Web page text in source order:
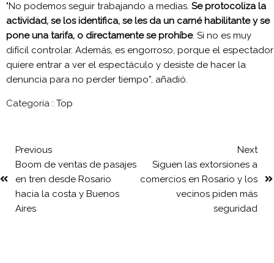
"No podemos seguir trabajando a medias. Se protocoliza la
actividad, se los identifica, se les da un carné habilitante y se
pone una tarifa, o directamente se prohíbe. Si no es muy
difícil controlar. Además, es engorroso, porque el espectador
quiere entrar a ver el espectáculo y desiste de hacer la
denuncia para no perder tiempo”, añadió.
Categoría : Top
Previous
Boom de ventas de pasajes
en tren desde Rosario
hacia la costa y Buenos
Aires
Next
Siguen las extorsiones a
comercios en Rosario y los
vecinos piden más
seguridad